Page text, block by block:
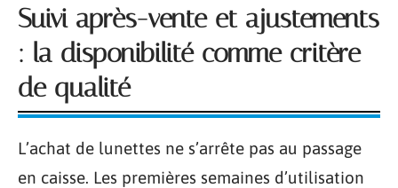
Suivi après-vente et ajustements
: la disponibilité comme critère
de qualité
L’achat de lunettes ne s’arrête pas au passage
en caisse. Les premières semaines d’utilisation